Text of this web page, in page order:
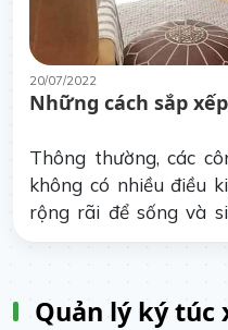
20/07/2022
Những cách sắp
Thông thường, các
không có nhiều điều
rộng rãi để sống và
Quản lý ký túc